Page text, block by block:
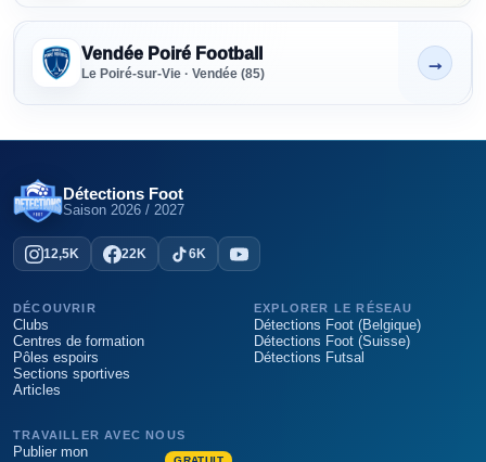
Vendée Poiré Football
Le Poiré-sur-Vie · Vendée (85)
Non indiqué
→
Détections Foot
Saison 2026 / 2027
12,5K 22K 6K
DÉCOUVRIR
Clubs
Centres de formation
Pôles espoirs
Sections sportives
Articles
EXPLORER LE RÉSEAU
Détections Foot (Belgique)
Détections Foot (Suisse)
Détections Futsal
TRAVAILLER AVEC NOUS
Publier mon